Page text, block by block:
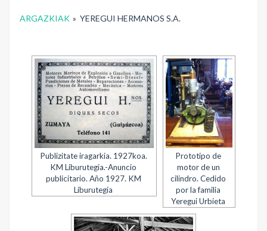
ARGAZKIAK » YEREGUI HERMANOS S.A.
Publizitate iragarkia. 1927koa.
KM Liburutegia.-Anuncio
publicitario. Año 1927. KM
Liburutegia
Prototipo de
motor de un
cilindro. Cedido
por la familia
Yeregui Urbieta